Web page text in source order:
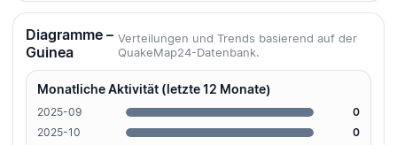
Diagramme –
Guinea
Verteilungen und Trends basierend auf der
QuakeMap24-Datenbank.
Monatliche Aktivität (letzte 12 Monate)
2025-09
0
2025-10
0